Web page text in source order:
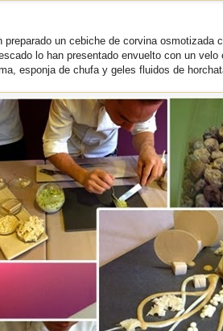
preparado un cebiche de corvina
lo han presentado envuelto con un
esponja de chufa y geles fluidos de